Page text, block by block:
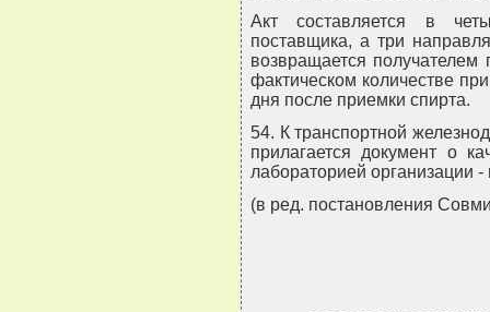
Акт составляется в
поставщика, а три
возвращается
фактическом количестве
дня после приемки спирта.
54. К транспортной
прилагается документ о
лабораторией организации -
(в ред. постановления